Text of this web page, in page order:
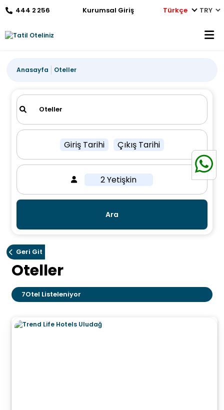
444 2 256 Kurumsal Giriş Türkçe
Anasayfa Oteller
Giriş Tarihi Çıkış Tarihi
2 Yetişkin
Ara
Geri Git
Oteller
7Otel Listeleniyor